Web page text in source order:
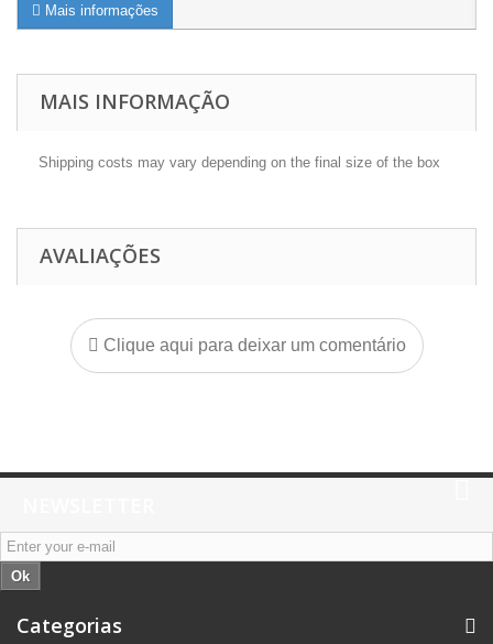
Mais informações
MAIS INFORMAÇÃO
Shipping costs may vary depending on the final size of the box
AVALIAÇÕES
Clique aqui para deixar um comentário
Ok
Categorias